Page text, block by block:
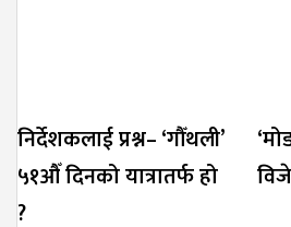
निर्देशकलाई प्रश्न– ‘गौँथली’
५१औँ दिनको यात्रातर्फ हो
?